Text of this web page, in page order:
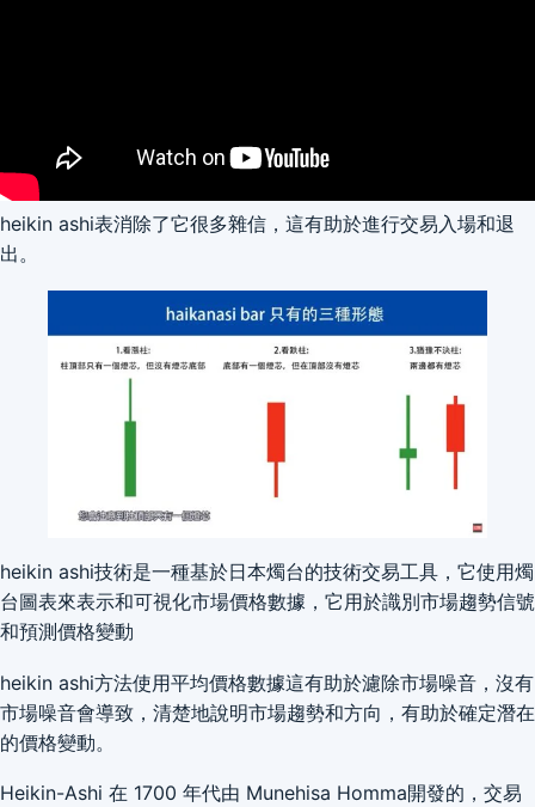
heikin ashi表消除了它很多雜信，這有助於進行交易入場和退
出。
heikin ashi技術是一種基於日本燭台的技術交易工具，它使用燭
台圖表來表示和可視化市場價格數據，它用於識別市場趨勢信號
和預測價格變動
heikin ashi方法使用平均價格數據這有助於濾除市場噪音，沒有
市場噪音會導致，清楚地說明市場趨勢和方向，有助於確定潛在
的價格變動。
Heikin-Ashi 在 1700 年代由 Munehisa Homma開發的，交易